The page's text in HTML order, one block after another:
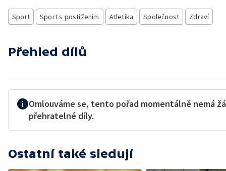
Sport Sport s postižením Atletika Společnost Zdraví
Přehled dílů
Omlouváme se, tento pořad momentálně nemá
přehratelné díly.
Ostatní také sledují